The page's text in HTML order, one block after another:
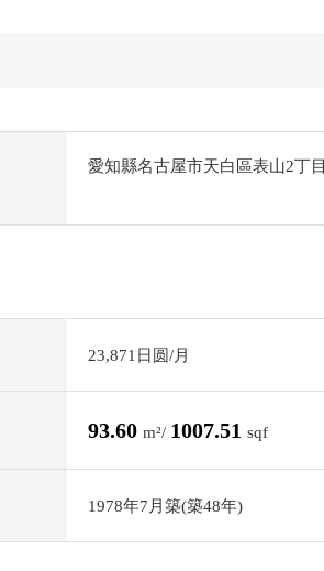
愛知縣名古屋市天白區表山2丁目
23,871日圆/月
93.60 m²/ 1007.51 sqf
1978年7月築(築48年)